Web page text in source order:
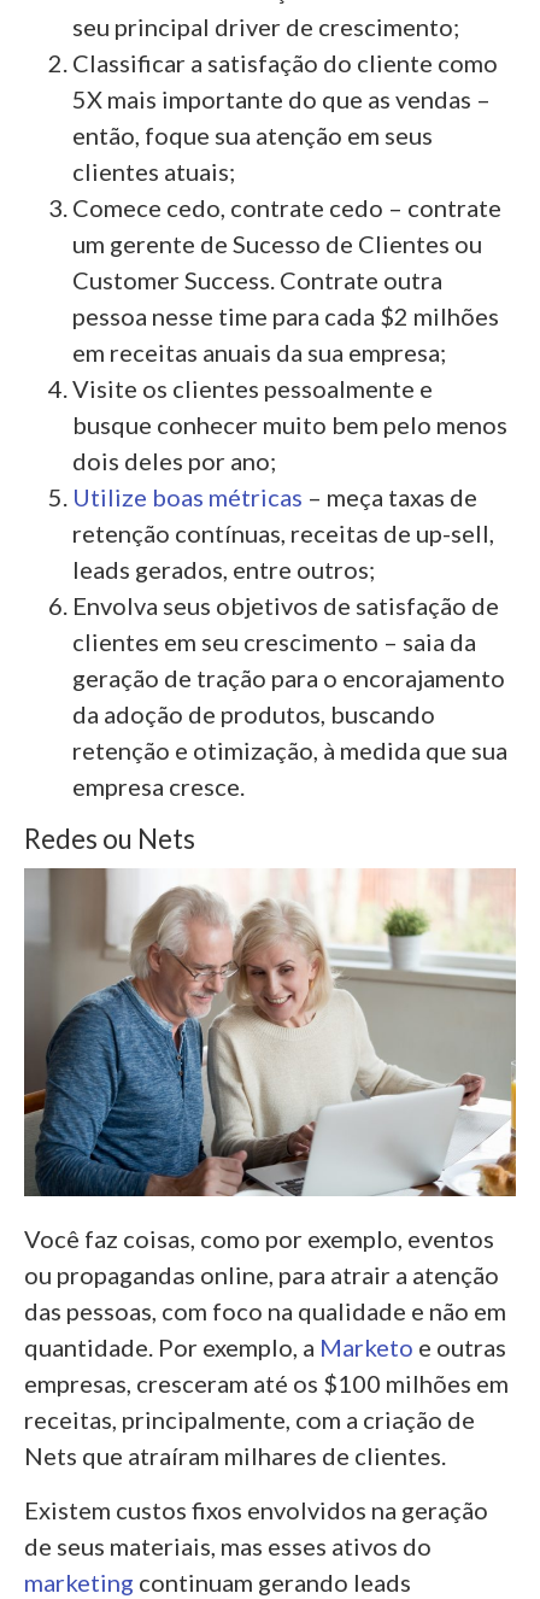
seu principal driver de crescimento;
Classificar a satisfação do cliente como
5X mais importante do que as vendas –
então, foque sua atenção em seus
clientes atuais;
Comece cedo, contrate cedo – contrate
um gerente de Sucesso de Clientes ou
Customer Success. Contrate outra
pessoa nesse time para cada $2 milhões
em receitas anuais da sua empresa;
Visite os clientes pessoalmente e
busque conhecer muito bem pelo menos
dois deles por ano;
Utilize boas métricas – meça taxas de
retenção contínuas, receitas de up-sell,
leads gerados, entre outros;
Envolva seus objetivos de satisfação de
clientes em seu crescimento – saia da
geração de tração para o encorajamento
da adoção de produtos, buscando
retenção e otimização, à medida que sua
empresa cresce.
Redes ou Nets
Você faz coisas, como por exemplo, eventos
ou propagandas online, para atrair a atenção
das pessoas, com foco na qualidade e não em
quantidade. Por exemplo, a Marketo e outras
empresas, cresceram até os $100 milhões em
receitas, principalmente, com a criação de
Nets que atraíram milhares de clientes.
Existem custos fixos envolvidos na geração
de seus materiais, mas esses ativos do
marketing continuam gerando leads